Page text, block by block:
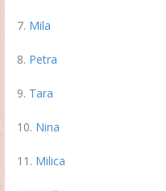
Mila
Petra
Tara
Nina
Milica